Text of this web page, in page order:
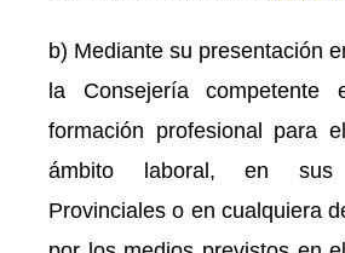
b) Mediante su presentación
la Consejería competente
formación profesional para
ámbito laboral, en sus
Provinciales o en cualquiera